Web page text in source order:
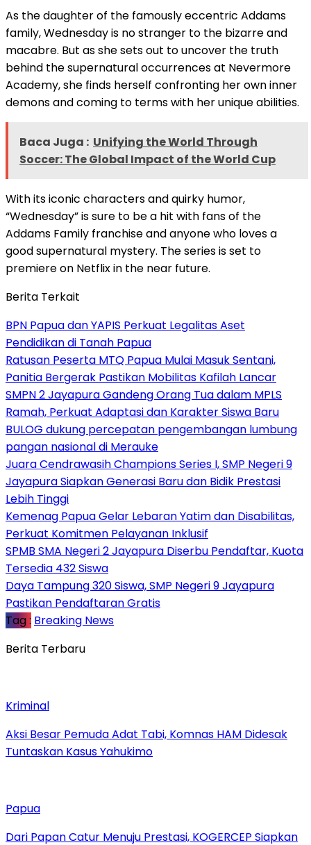
As the daughter of the famously eccentric Addams
family, Wednesday is no stranger to the bizarre and
macabre. But as she sets out to uncover the truth
behind the supernatural occurrences at Nevermore
Academy, she finds herself confronting her own inner
demons and coming to terms with her unique abilities.
Baca Juga : Unifying the World Through
Soccer: The Global Impact of the World Cup
With its iconic characters and quirky humor,
“Wednesday” is sure to be a hit with fans of the
Addams Family franchise and anyone who loves a
good supernatural mystery. The series is set to
premiere on Netflix in the near future.
Berita Terkait
BPN Papua dan YAPIS Perkuat Legalitas Aset
Pendidikan di Tanah Papua
Ratusan Peserta MTQ Papua Mulai Masuk Sentani,
Panitia Bergerak Pastikan Mobilitas Kafilah Lancar
SMPN 2 Jayapura Gandeng Orang Tua dalam MPLS
Ramah, Perkuat Adaptasi dan Karakter Siswa Baru
BULOG dukung percepatan pengembangan lumbung
pangan nasional di Merauke
Juara Cendrawasih Champions Series I, SMP Negeri 9
Jayapura Siapkan Generasi Baru dan Bidik Prestasi
Lebih Tinggi
Kemenag Papua Gelar Lebaran Yatim dan Disabilitas,
Perkuat Komitmen Pelayanan Inklusif
SPMB SMA Negeri 2 Jayapura Diserbu Pendaftar, Kuota
Tersedia 432 Siswa
Daya Tampung 320 Siswa, SMP Negeri 9 Jayapura
Pastikan Pendaftaran Gratis
Tag : Breaking News
Berita Terbaru
Kriminal
Aksi Besar Pemuda Adat Tabi, Komnas HAM Didesak
Tuntaskan Kasus Yahukimo
Papua
Dari Papan Catur Menuju Prestasi, KOGERCEP Siapkan